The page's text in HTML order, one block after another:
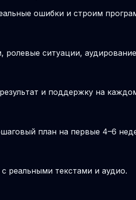
ошибки и строим
ситуации,
и поддержку на
план на первые 4–6
реальными текстами и аудио.